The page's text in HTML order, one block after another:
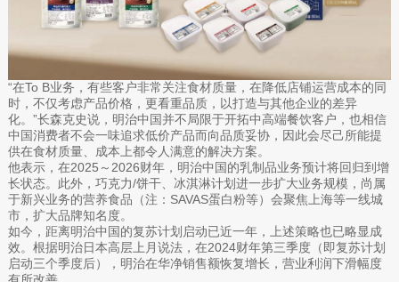
“在To B业务，有些客户非常关注食材质量，在降低店铺运营成本的同
时，不仅考虑产品价格，更看重品质，以打造与其他企业的差异
化。”长森克史说，明治中国并不局限于开拓中高端餐饮客户，也相信
中国消费者不会一味追求低价产品而向品质妥协，因此会尽己所能提
供在食材质量、成本上都令人满意的解决方案。
他表示，在2025～2026财年，明治中国的乳制品业务预计将回归到增
长状态。此外，巧克力/饼干、冰淇淋计划进一步扩大业务规模，尚属
于新兴业务的营养食品（注：SAVAS蛋白粉等）会聚焦上海等一线城
市，扩大品牌知名度。
如今，距离明治中国的复苏计划启动已近一年，上述策略也已略显成
效。根据明治日本高层上月说法，在2024财年第三季度（即复苏计划
启动三个季度后），明治在华净销售额恢复增长，营业利润下滑幅度